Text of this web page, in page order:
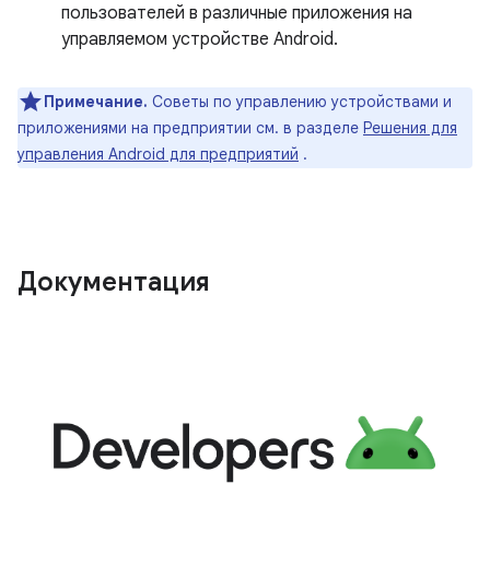
пользователей в различные приложения на
управляемом устройстве Android.
Примечание. Советы по управлению устройствами и
приложениями на предприятии см. в разделе Решения для
управления Android для предприятий .
Документация